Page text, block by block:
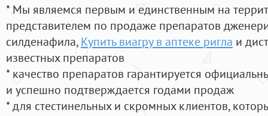
* Мы являемся первым и единственным на
представителем по продаже препаратов
силденафила, Купить виагру в аптеке ригла и
известных препаратов
* качество препаратов гарантируется
и успешно подтверждается годами продаж
* для стестинельных и скромных клиентов,